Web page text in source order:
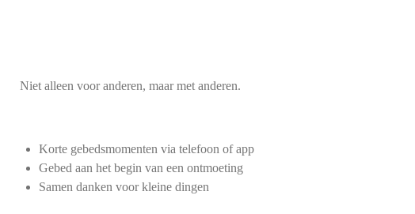
Niet alleen voor anderen, maar met anderen.
Korte gebedsmomenten via telefoon of app
Gebed aan het begin van een ontmoeting
Samen danken voor kleine dingen